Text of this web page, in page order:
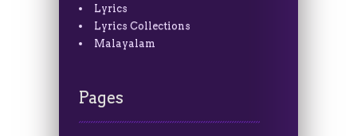
Lyrics
Lyrics Collections
Malayalam
Pages